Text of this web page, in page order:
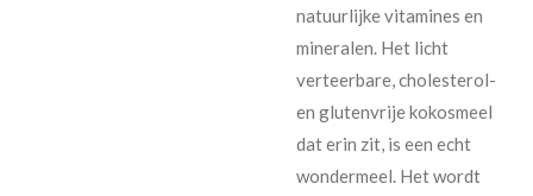
natuurlijke vitamines en
mineralen. Het licht
verteerbare, cholesterol-
en glutenvrije kokosmeel
dat erin zit, is een echt
wondermeel. Het wordt